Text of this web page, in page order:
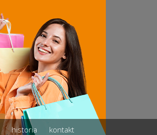
historia
kontakt